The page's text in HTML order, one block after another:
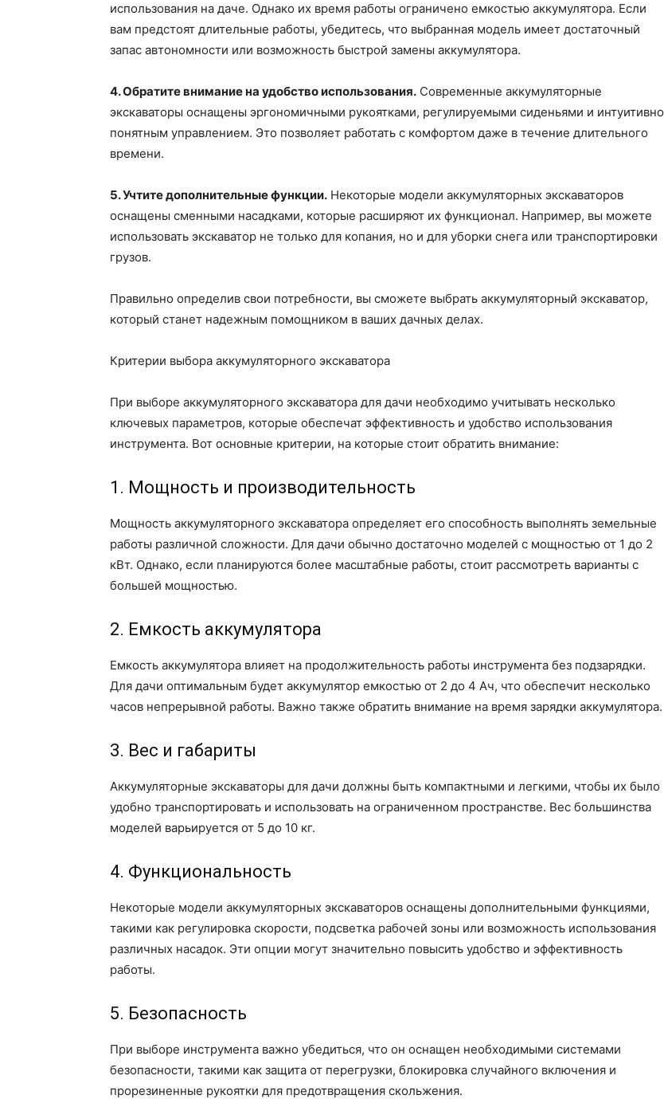
использования на даче. Однако их время работы ограничено емкостью аккумулятора. Если
вам предстоят длительные работы, убедитесь, что выбранная модель имеет достаточный
запас автономности или возможность быстрой замены аккумулятора.
4. Обратите внимание на удобство использования. Современные аккумуляторные
экскаваторы оснащены эргономичными рукоятками, регулируемыми сиденьями и интуитивно
понятным управлением. Это позволяет работать с комфортом даже в течение длительного
времени.
5. Учтите дополнительные функции. Некоторые модели аккумуляторных экскаваторов
оснащены сменными насадками, которые расширяют их функционал. Например, вы можете
использовать экскаватор не только для копания, но и для уборки снега или транспортировки
грузов.
Правильно определив свои потребности, вы сможете выбрать аккумуляторный экскаватор,
который станет надежным помощником в ваших дачных делах.
Критерии выбора аккумуляторного экскаватора
При выборе аккумуляторного экскаватора для дачи необходимо учитывать несколько
ключевых параметров, которые обеспечат эффективность и удобство использования
инструмента. Вот основные критерии, на которые стоит обратить внимание:
1. Мощность и производительность
Мощность аккумуляторного экскаватора определяет его способность выполнять земельные
работы различной сложности. Для дачи обычно достаточно моделей с мощностью от 1 до 2
кВт. Однако, если планируются более масштабные работы, стоит рассмотреть варианты с
большей мощностью.
2. Емкость аккумулятора
Емкость аккумулятора влияет на продолжительность работы инструмента без подзарядки.
Для дачи оптимальным будет аккумулятор емкостью от 2 до 4 Ач, что обеспечит несколько
часов непрерывной работы. Важно также обратить внимание на время зарядки аккумулятора.
3. Вес и габариты
Аккумуляторные экскаваторы для дачи должны быть компактными и легкими, чтобы их было
удобно транспортировать и использовать на ограниченном пространстве. Вес большинства
моделей варьируется от 5 до 10 кг.
4. Функциональность
Некоторые модели аккумуляторных экскаваторов оснащены дополнительными функциями,
такими как регулировка скорости, подсветка рабочей зоны или возможность использования
различных насадок. Эти опции могут значительно повысить удобство и эффективность
работы.
5. Безопасность
При выборе инструмента важно убедиться, что он оснащен необходимыми системами
безопасности, такими как защита от перегрузки, блокировка случайного включения и
прорезиненные рукоятки для предотвращения скольжения.